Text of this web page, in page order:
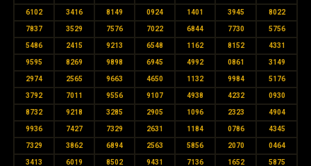
6102 3416 8149 0924 1401 3945 8022
7837 3529 7576 7022 6844 7730 5756
5486 2415 9213 6548 1162 8152 4331
9595 8269 9898 6945 4992 0861 3149
2974 2565 9663 4650 1132 9984 5176
3792 7011 9556 9107 4938 4232 0930
8732 9218 3285 2905 1096 2323 4904
9936 7427 7329 2631 1184 0786 4345
7329 3862 6894 2563 5856 2070 0464
3413 6019 8502 9431 7136 1652 5875